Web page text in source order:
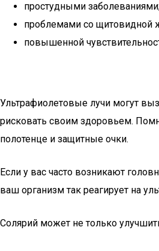
простудными
проблемами со щитовидной
повышенной
Ультрафиолетовые лучи могут
рисковать своим здоровьем.
полотенце и защитные очки.
Если у вас часто возникают
ваш организм так реагирует на
Солярий может не только